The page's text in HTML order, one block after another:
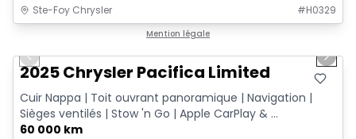
Ste-Foy Chrysler #H0329
Mention légale
Previous slide Next
2025 Chrysler Pacifica Limited
Cuir Nappa | Toit ouvrant panoramique | Navigation |
Sièges ventilés | Stow 'n Go | Apple CarPlay & ...
60 000 km